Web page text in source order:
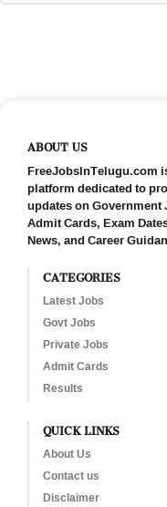
ABOUT US
FreeJobsInTelugu.com
platform dedicated to
updates on
Admit Cards, Exam
News, and Career
CATEGORIES
Latest Jobs
Govt Jobs
Private Jobs
Admit Cards
Results
QUICK LINKS
About Us
Contact us
Disclaimer